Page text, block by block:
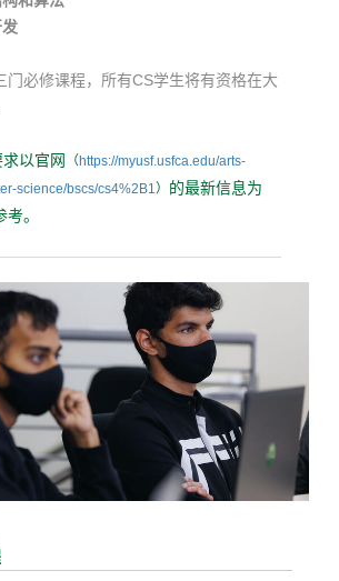
必修课程， 所有CS学生将有资格在大
以官网 （https://myusf.usfca.edu/arts-
science/bscs/cs4%2B1 ） 的最新信息为
。